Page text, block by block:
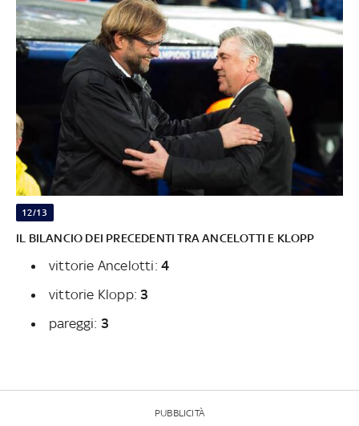
12/13
IL BILANCIO DEI PRECEDENTI TRA ANCELOTTI E KLOPP
vittorie Ancelotti: 4
vittorie Klopp:3
pareggi: 3
PUBBLICITÀ